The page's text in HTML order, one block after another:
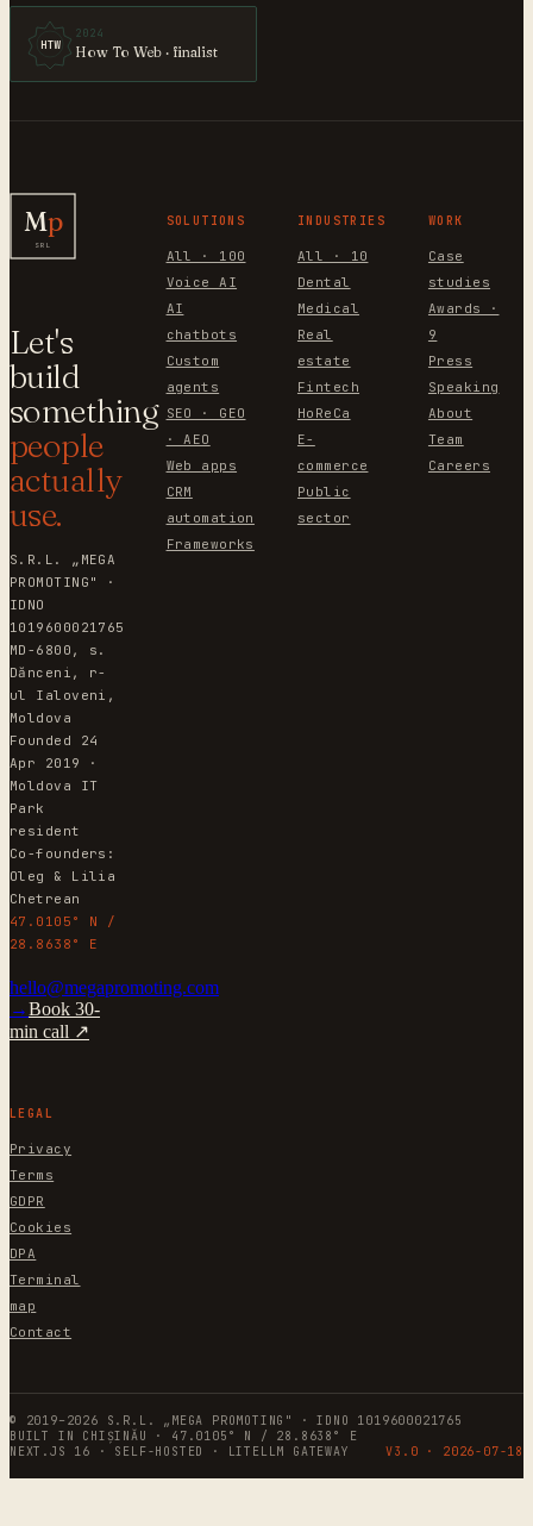
HTW
2024
How To Web · finalist
Mp
SRL
Let's
build
something
people
actually
use.
S.R.L. „MEGA
PROMOTING" ·
IDNO
1019600021765
MD-6800, s.
Dănceni, r-
ul Ialoveni,
Moldova
Founded 24
Apr 2019 ·
Moldova IT
Park
resident
Co-founders:
Oleg & Lilia
Chetrean
47.0105° N /
28.8638° E
hello@megapromoting.com
→Book 30-
min call ↗
SOLUTIONS
All · 100
Voice AI
AI
chatbots
Custom
agents
SEO · GEO
· AEO
Web apps
CRM
automation
Frameworks
INDUSTRIES
All · 10
Dental
Medical
Real
estate
Fintech
HoReCa
E-
commerce
Public
sector
WORK
Case
studies
Awards ·
9
Press
Speaking
About
Team
Careers
LEGAL
Privacy
Terms
GDPR
Cookies
DPA
Terminal
map
Contact
© 2019–2026 S.R.L. „MEGA PROMOTING" · IDNO 1019600021765
BUILT IN CHIȘINĂU · 47.0105° N / 28.8638° E
NEXT.JS 16 · SELF-HOSTED · LITELLM GATEWAY
V3.0 · 2026-07-18